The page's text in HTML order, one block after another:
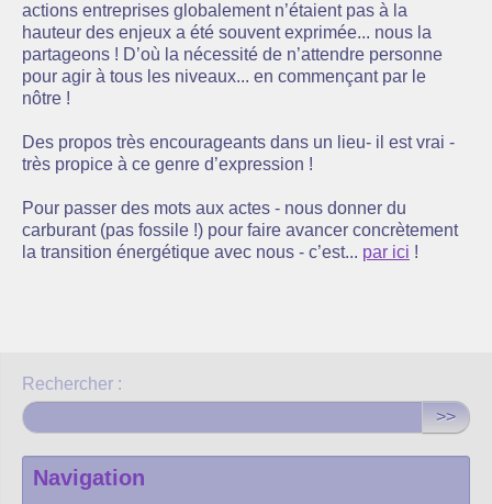
actions entreprises globalement n’étaient pas à la
hauteur des enjeux a été souvent exprimée... nous la
partageons ! D’où la nécessité de n’attendre personne
pour agir à tous les niveaux... en commençant par le
nôtre !
Des propos très encourageants dans un lieu- il est vrai -
très propice à ce genre d’expression !
Pour passer des mots aux actes - nous donner du
carburant (pas fossile !) pour faire avancer concrètement
la transition énergétique avec nous - c’est... par ici !
Rechercher :
>>
Navigation